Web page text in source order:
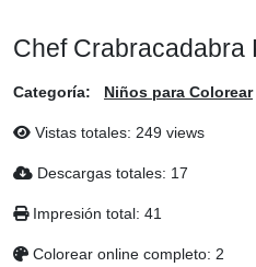
Chef Crabracadabra
Categoría: Niños para Colorear
Vistas totales: 249 views
Descargas totales: 17
Impresión total: 41
Colorear online completo: 2